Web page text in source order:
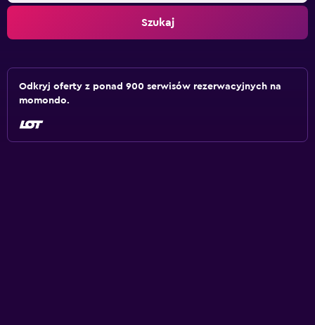
Szukaj
Odkryj oferty z ponad 900 serwisów rezerwacyjnych na
momondo.